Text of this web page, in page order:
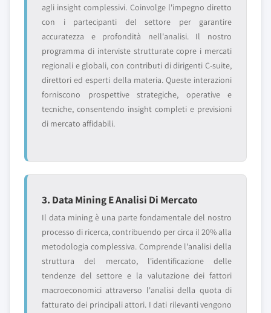
agli insight complessivi. Coinvolge l'impegno diretto
con i partecipanti del settore per garantire
accuratezza e profondità nell'analisi. Il nostro
programma di interviste strutturate copre i mercati
regionali e globali, con contributi di dirigenti C-suite,
direttori ed esperti della materia. Queste interazioni
forniscono prospettive strategiche, operative e
tecniche, consentendo insight completi e previsioni
di mercato affidabili.
3. Data Mining E Analisi Di Mercato
Il data mining è una parte fondamentale del nostro
processo di ricerca, contribuendo per circa il 20% alla
metodologia complessiva. Comprende l'analisi della
struttura del mercato, l'identificazione delle
tendenze del settore e la valutazione dei fattori
macroeconomici attraverso l'analisi della quota di
fatturato dei principali attori. I dati rilevanti vengono